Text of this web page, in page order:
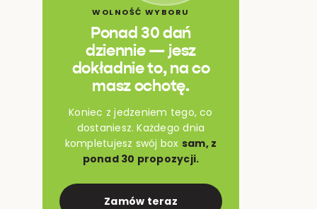
WOLNOŚĆ WYBORU
Ponad 30 dań
dziennie — jesz
dokładnie to, na co
masz ochotę.
Koniec z jedzeniem tego, co
dostaniesz. Każdego dnia
kompletujesz swój box sam, z
ponad 30 propozycji.
Zamów teraz